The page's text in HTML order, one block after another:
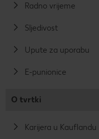
Radno vrijeme
Sljedivost
Upute za uporabu
E-punionice
O tvrtki
Karijera u Kauflandu